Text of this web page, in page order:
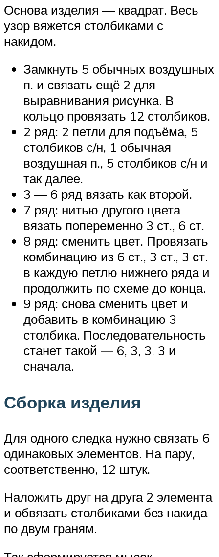
Основа изделия — квадрат. Весь
узор вяжется столбиками с
накидом.
Замкнуть 5 обычных воздушных
п. и связать ещё 2 для
выравнивания рисунка. В
кольцо провязать 12 столбиков.
2 ряд: 2 петли для подъёма, 5
столбиков с/н, 1 обычная
воздушная п., 5 столбиков с/н и
так далее.
3 — 6 ряд вязать как второй.
7 ряд: нитью другого цвета
вязать попеременно 3 ст., 6 ст.
8 ряд: сменить цвет. Провязать
комбинацию из 6 ст., 3 ст., 3 ст.
в каждую петлю нижнего ряда и
продолжить по схеме до конца.
9 ряд: снова сменить цвет и
добавить в комбинацию 3
столбика. Последовательность
станет такой — 6, 3, 3, 3 и
сначала.
Сборка изделия
Для одного следка нужно связать 6
одинаковых элементов. На пару,
соответственно, 12 штук.
Наложить друг на друга 2 элемента
и обвязать столбиками без накида
по двум граням.